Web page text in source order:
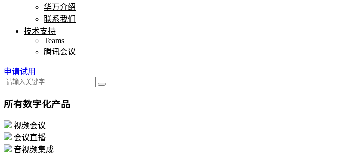
华万介绍
联系我们
技术支持
Teams
腾讯会议
申请试用
所有数字化产品
视频会议
会议直播
音视频集成